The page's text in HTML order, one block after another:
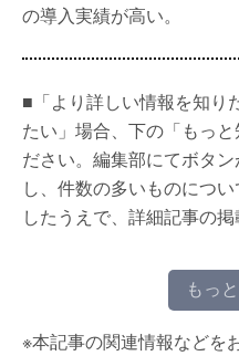
の導入実績が高い。
■「より詳しい情報を知り
たい」場合、下の「もっ
ださい。編集部にてボタ
し、件数の多いものにつ
したうえで、詳細記事の
もっ
※本記事の関連情報などを